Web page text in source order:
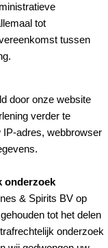
tot
tussen
door onze website
verder te
adres, webbrowser
onderzoek
& Spirits BV op
tot het delen
onderzoek